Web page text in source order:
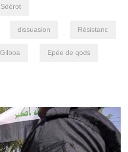
Sdérot
dissuasion Résistanc
Gilboa Epée de qods